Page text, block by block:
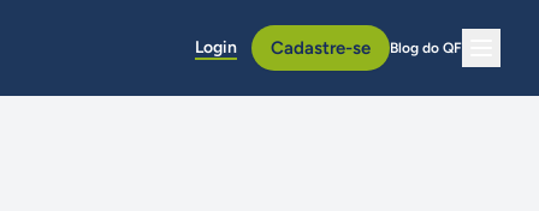
Login Cadastre-se Blog do QF